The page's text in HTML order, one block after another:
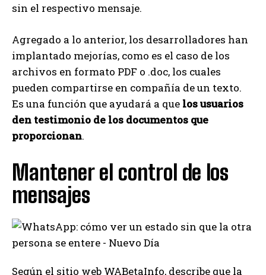
sin el respectivo mensaje.
Agregado a lo anterior, los desarrolladores han
implantado mejorías, como es el caso de los
archivos en formato PDF o .doc, los cuales
pueden compartirse en compañía de un texto.
Es una función que ayudará a que los usuarios
den testimonio de los documentos que
proporcionan.
Mantener el control de los
mensajes
Según el sitio web WABetaInfo, describe que la